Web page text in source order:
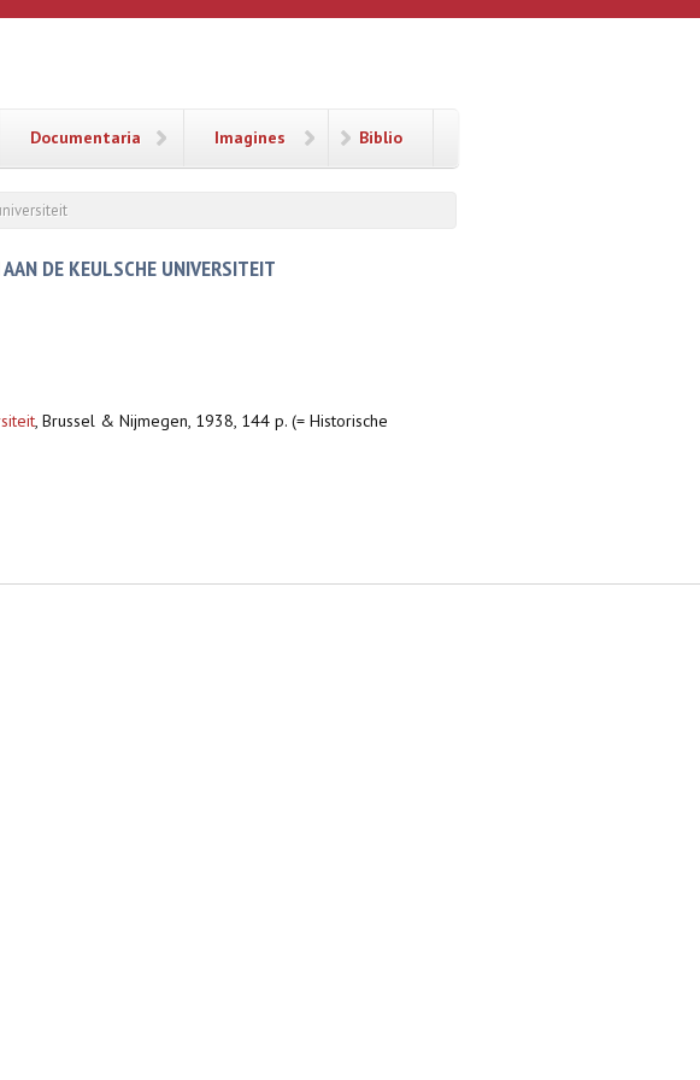
Documentaria Imagines Biblio
DE KEULSCHE UNIVERSITEIT
, Brussel & Nijmegen, 1938, 144 p. (= Historische